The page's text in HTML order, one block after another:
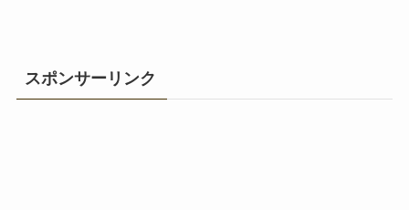
スポンサーリンク